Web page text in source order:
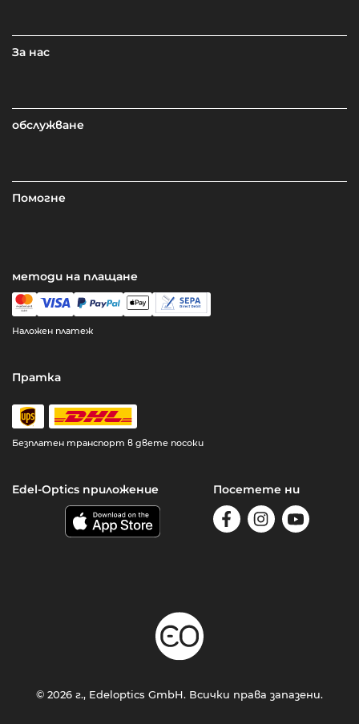
За нас
обслужване
Помогне
методи на плащане
Наложен платеж
Пратка
Безплатен транспорт в двете посоки
Edel-Optics приложение Посетете ни
© 2026 г., Edeloptics GmbH. Всички права запазени.